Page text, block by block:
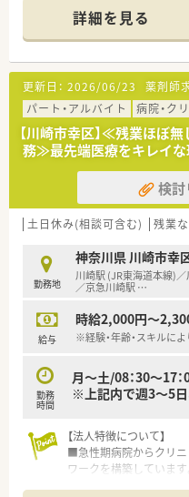
■内科や整形外科をメイ
120件の外来調剤と入院
■薬剤師の定員は9名体
師を中心にチーム一丸
【募集背景と求める人物
■組織の再生プランに伴
貸していただける意欲
す。
■病院での勤務経験は問
り、新しい環境で一か
■定年が65歳までと長
医療機関で腰を据えて
【想定される業務内容】
■入院調剤や監査をメ
す。
■病棟業務や混注業務
す。
■今後はNSTの立ち上げ
らチーム医療の一翼を
詳細を見る
更新日： 2026/06/23 薬剤師
パート・アルバイト
病院・ク
【川崎市幸区】≪残業ほぼ
務≫最先端医療をキレイ
検討
土日休み(相談可含む) 残業
勤務地
神奈川県 川崎市幸
川崎駅 (JR東海道本線)
／京急川崎駅 …
給与
時給2,000円～
※経験・年齢・スキルに
勤務
時間
月～土/08：30～17：
※上記内で週3～5日
【法人特徴について】
■急性期病院からクリニ
ワークを構築しています。